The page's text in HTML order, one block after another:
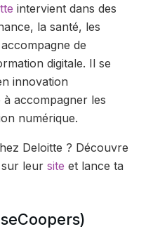
intervient dans des
la santé, les
de
digitale. Il se
innovation
accompagner les
numérique.
Deloitte ? Découvre
leur site et lance ta